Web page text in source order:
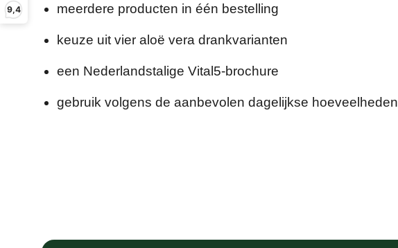
9,4 meerdere producten in één bestelling
keuze uit vier aloë vera drankvarianten
een Nederlandstalige Vital5-brochure
gebruik volgens de aanbevolen dagelijkse hoeveelheden